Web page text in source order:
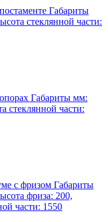
Габариты
стеклянной части:
Габариты мм:
стеклянной части:
с фризом Габариты
фриза: 200,
части: 1550